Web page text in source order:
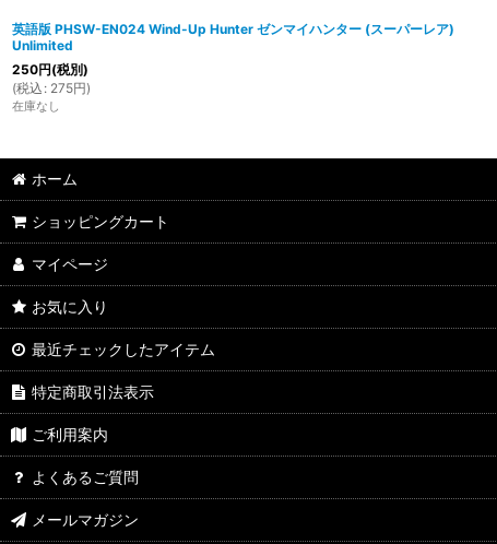
英語版 PHSW-EN024 Wind-Up Hunter ゼンマイハンター (スーパーレア)
Unlimited
250円(税別)
(税込 : 275円)
在庫なし
ホーム
ショッピングカート
マイページ
お気に入り
最近チェックしたアイテム
特定商取引法表示
ご利用案内
よくあるご質問
メールマガジン